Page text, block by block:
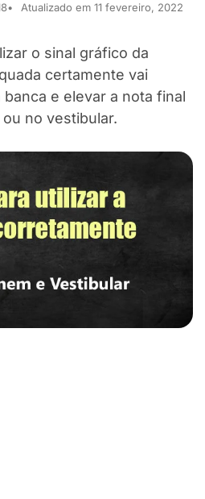
Atualizado em 11 fevereiro, 2022
o sinal gráfico da
certamente vai
e elevar a nota final
no vestibular.